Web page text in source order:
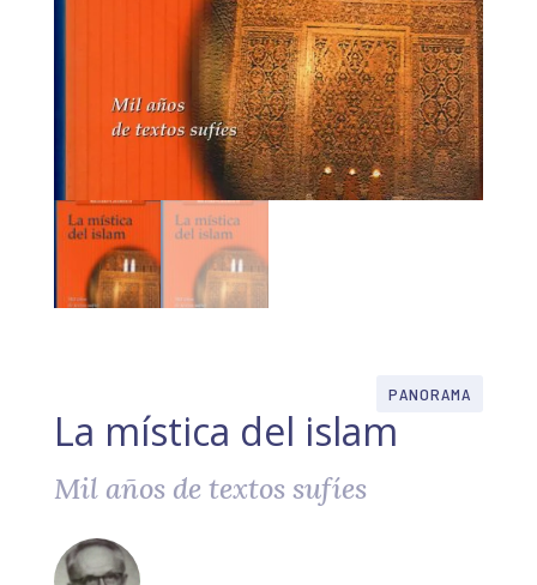
PANORAMA
La mística del islam
Mil años de textos sufíes